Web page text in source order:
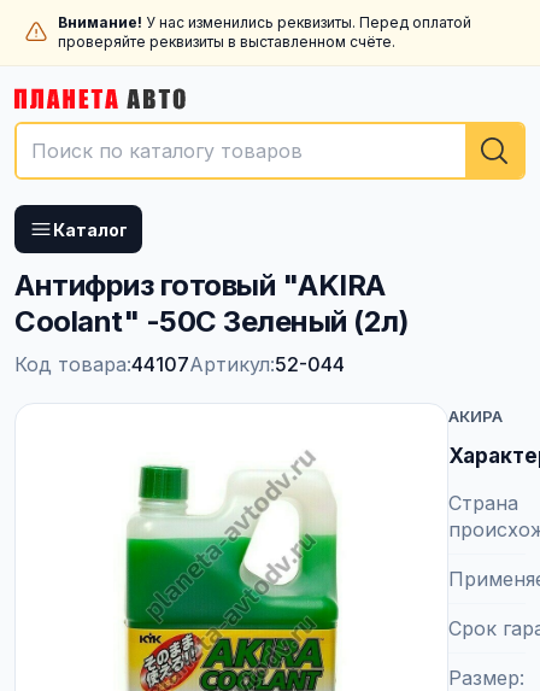
Внимание! У нас изменились реквизиты. Перед оплатой
проверяйте реквизиты в выставленном счёте.
Каталог
Антифриз готовый "AKIRA
Coolant" -50С Зеленый (2л)
Код товара:44107Артикул:52-044
АКИРА
Страна
Срок
Размер